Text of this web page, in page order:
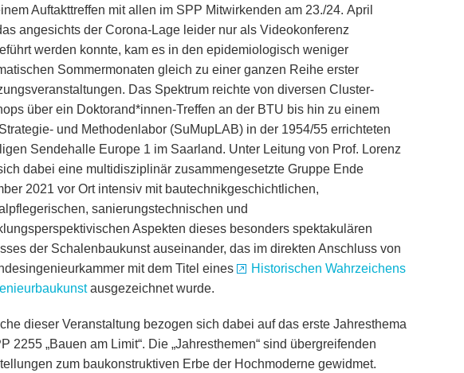
Auftakttreffen mit allen im SPP Mitwirkenden am 23./24. April
angesichts der Corona-Lage leider nur als Videokonferenz
werden konnte, kam es in den epidemiologisch weniger
Sommermonaten gleich zu einer ganzen Reihe erster
Das Spektrum reichte von diversen Cluster-
über ein Doktorand*innen-Treffen an der BTU bis hin zu einem
und Methodenlabor (SuMupLAB) in der 1954/55 errichteten
Sendehalle Europe 1 im Saarland. Unter Leitung von Prof. Lorenz
dabei eine multidisziplinär zusammengesetzte Gruppe Ende
2021 vor Ort intensiv mit bautechnikgeschichtlichen,
sanierungstechnischen und
Aspekten dieses besonders spektakulären
der Schalenbaukunst auseinander, das im direkten Anschluss von
mit dem Titel eines
Historischen Wahrzeichens
ausgezeichnet wurde.
dieser Veranstaltung bezogen sich dabei auf das erste Jahresthema
2255 „Bauen am Limit“. Die „Jahresthemen“ sind übergreifenden
zum baukonstruktiven Erbe der Hochmoderne gewidmet.